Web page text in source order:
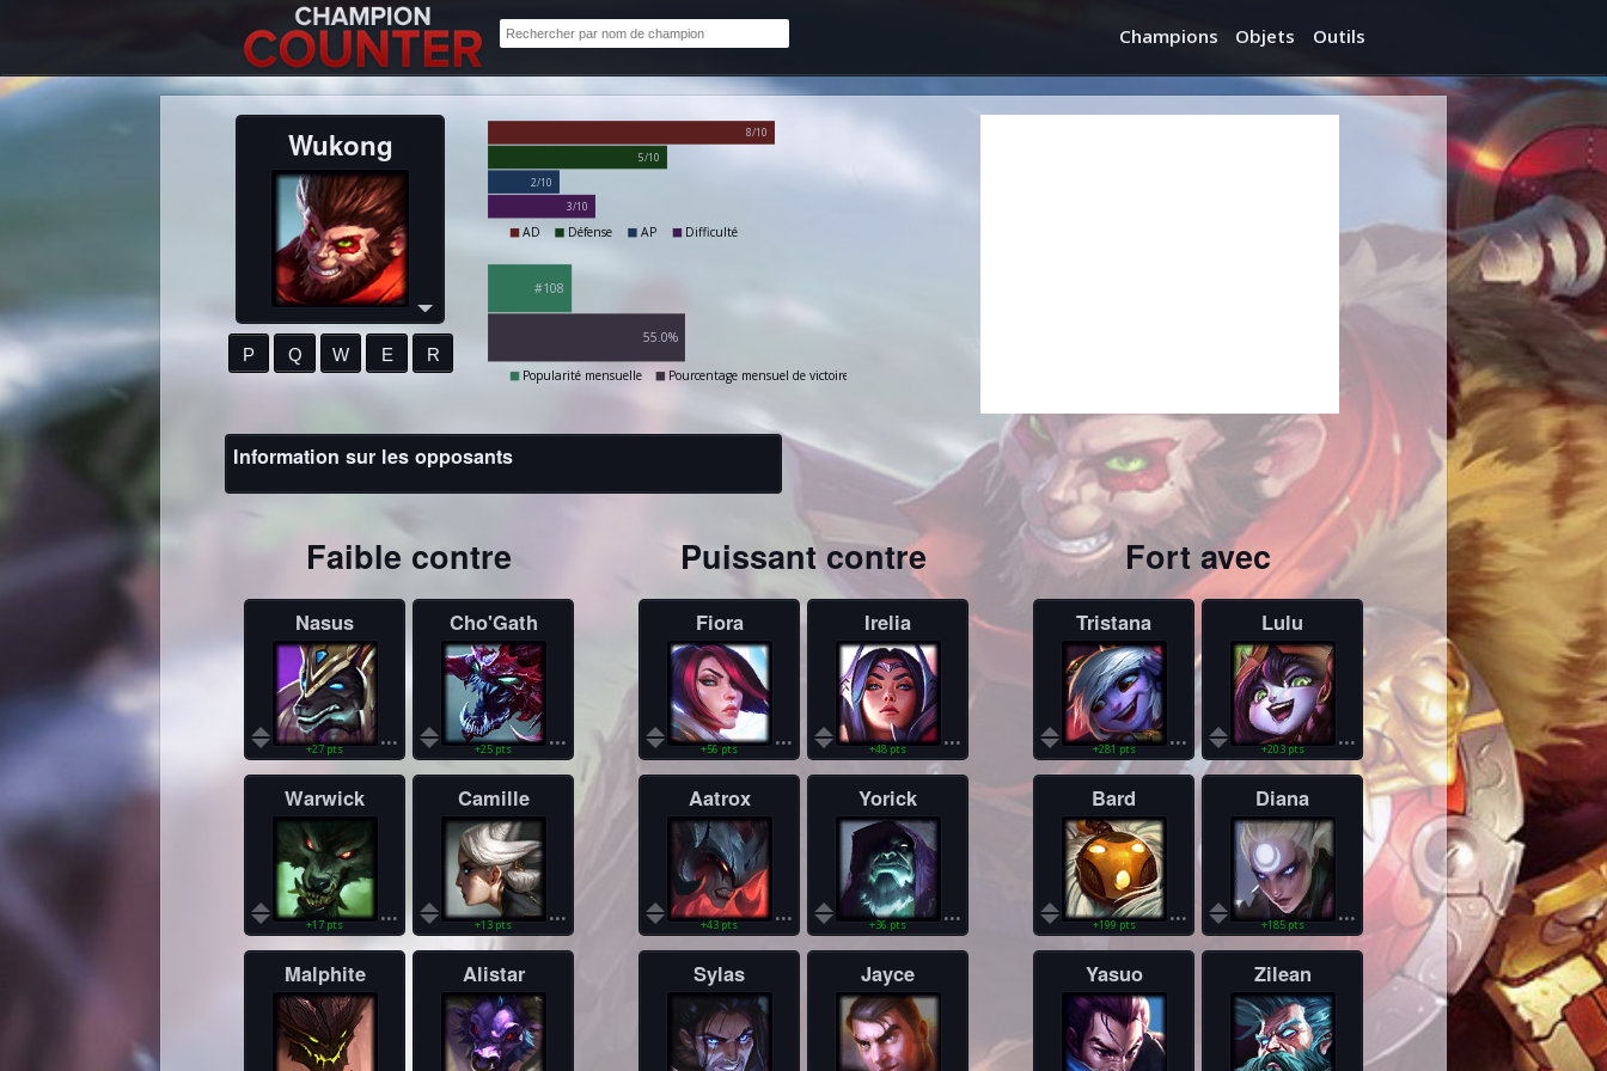
Champions Objets Outils
Wukong
8/10
5/10
2/10
3/10
AD Défense AP Difficulté
#108
55.0%
Popularité mensuelle Pourcentage mensuel de victoires
P Q W E R
Information sur les opposants
Faible contre
Nasus
...
+27 pts
Cho'Gath
...
+25 pts
Warwick
...
+17 pts
Camille
...
+13 pts
Malphite Alistar
Puissant contre
Fiora
...
+56 pts
Irelia
...
+48 pts
Aatrox
...
+43 pts
Yorick
...
+36 pts
Sylas Jayce
Fort avec
Tristana
...
+281 pts
Lulu
...
+203 pts
Bard
...
+199 pts
Diana
...
+185 pts
Yasuo Zilean